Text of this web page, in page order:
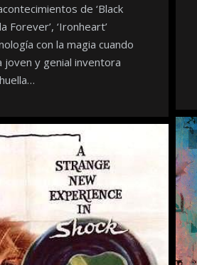
de ‘Black
Forever’, ‘Ironheart’
con la magia cuando
joven y genial inventora